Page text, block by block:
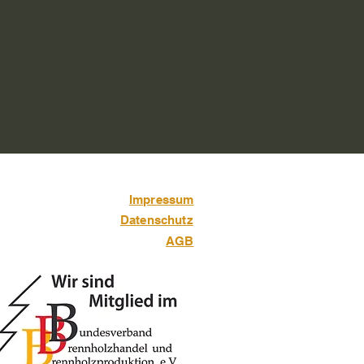
Impressum
Datenschutz
AGB